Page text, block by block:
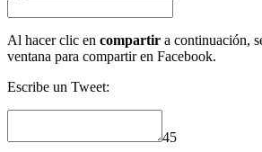
Al hacer clic en compartir a continuación,
ventana para compartir en Facebook.
Escribe un Tweet:
45